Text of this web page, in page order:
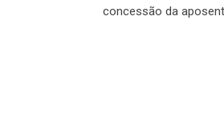
concessão da